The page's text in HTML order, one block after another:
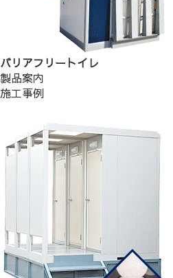
バリアフリートイレ
製品案内
施工事例